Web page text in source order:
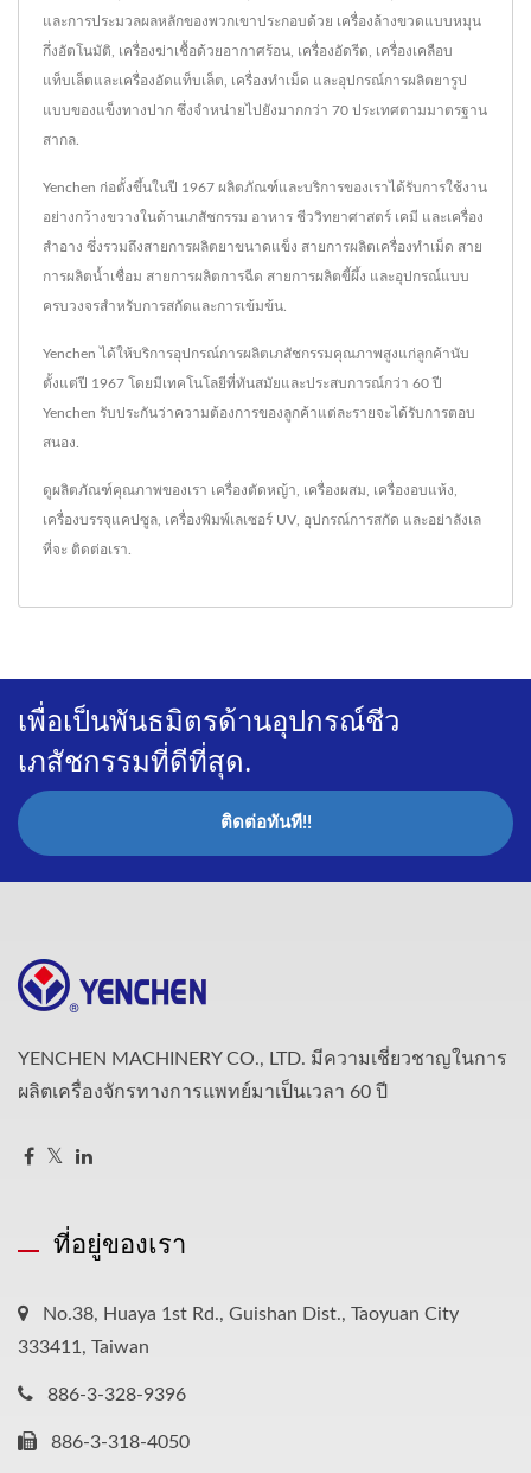
และการประมวลผลหลักของพวกเขาประกอบด้วย เครื่องล้างขวดแบบหมุน
กึ่งอัตโนมัติ, เครื่องฆ่าเชื้อด้วยอากาศร้อน, เครื่องอัดรีด, เครื่องเคลือบ
แท็บเล็ตและเครื่องอัดแท็บเล็ต, เครื่องทำเม็ด และอุปกรณ์การผลิตยารูป
แบบของแข็งทางปาก ซึ่งจำหน่ายไปยังมากกว่า 70 ประเทศตามมาตรฐาน
สากล.
Yenchen ก่อตั้งขึ้นในปี 1967 ผลิตภัณฑ์และบริการของเราได้รับการใช้งาน
อย่างกว้างขวางในด้านเภสัชกรรม อาหาร ชีววิทยาศาสตร์ เคมี และเครื่อง
สำอาง ซึ่งรวมถึงสายการผลิตยาขนาดแข็ง สายการผลิตเครื่องทำเม็ด สาย
การผลิตน้ำเชื่อม สายการผลิตการฉีด สายการผลิตขี้ผึ้ง และอุปกรณ์แบบ
ครบวงจรสำหรับการสกัดและการเข้มข้น.
Yenchen ได้ให้บริการอุปกรณ์การผลิตเภสัชกรรมคุณภาพสูงแก่ลูกค้านับ
ตั้งแต่ปี 1967 โดยมีเทคโนโลยีที่ทันสมัยและประสบการณ์กว่า 60 ปี
Yenchen รับประกันว่าความต้องการของลูกค้าแต่ละรายจะได้รับการตอบ
สนอง.
ดูผลิตภัณฑ์คุณภาพของเรา เครื่องตัดหญ้า เครื่องผสม เครื่องอบแห้ง
เครื่องบรรจุแคปซูล เครื่องพิมพ์เลเซอร์ UV อุปกรณ์การสกัด และอย่าลังเล
ที่จะ ติดต่อเรา
เพื่อเป็นพันธมิตรด้านอุปกรณ์ชีว
เภสัชกรรมที่ดีที่สุด.
ติดต่อทันที!!
YENCHEN MACHINERY CO., LTD. มีความเชี่ยวชาญในการ
ผลิตเครื่องจักรทางการแพทย์มาเป็นเวลา 60 ปี
ที่อยู่ของเรา
No.38, Huaya 1st Rd., Guishan Dist., Taoyuan City
333411, Taiwan
886-3-328-9396
886-3-318-4050